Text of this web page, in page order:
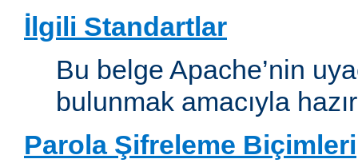
İlgili Standartlar
Bu belge Apache’nin
bulunmak amacıyla
Parola Şifreleme Biçimleri